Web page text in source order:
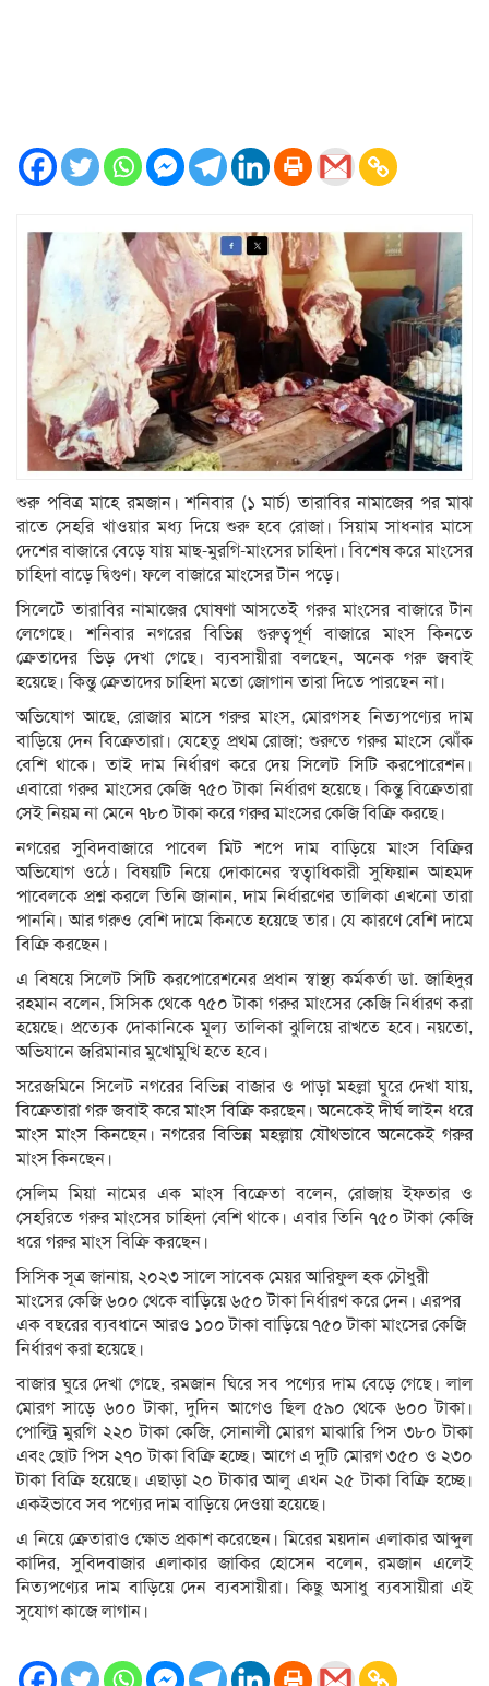
শুরু পবিত্র মাহে রমজান। শনিবার (১ মার্চ) তারাবির নামাজের পর মাঝ
রাতে সেহরি খাওয়ার মধ্য দিয়ে শুরু হবে রোজা। সিয়াম সাধনার মাসে
দেশের বাজারে বেড়ে যায় মাছ-মুরগি-মাংসের চাহিদা। বিশেষ করে মাংসের
চাহিদা বাড়ে দ্বিগুণ। ফলে বাজারে মাংসের টান পড়ে।
সিলেটে তারাবির নামাজের ঘোষণা আসতেই গরুর মাংসের বাজারে টান
লেগেছে। শনিবার নগরের বিভিন্ন গুরুত্বপূর্ণ বাজারে মাংস কিনতে
ক্রেতাদের ভিড় দেখা গেছে। ব্যবসায়ীরা বলছেন, অনেক গরু জবাই
হয়েছে। কিন্তু ক্রেতাদের চাহিদা মতো জোগান তারা দিতে পারছেন না।
অভিযোগ আছে, রোজার মাসে গরুর মাংস, মোরগসহ নিত্যপণ্যের দাম
বাড়িয়ে দেন বিক্রেতারা। যেহেতু প্রথম রোজা; শুরুতে গরুর মাংসে ঝোঁক
বেশি থাকে। তাই দাম নির্ধারণ করে দেয় সিলেট সিটি করপোরেশন।
এবারো গরুর মাংসের কেজি ৭৫০ টাকা নির্ধারণ হয়েছে। কিন্তু বিক্রেতারা
সেই নিয়ম না মেনে ৭৮০ টাকা করে গরুর মাংসের কেজি বিক্রি করছে।
নগরের সুবিদবাজারে পাবেল মিট শপে দাম বাড়িয়ে মাংস বিক্রির
অভিযোগ ওঠে। বিষয়টি নিয়ে দোকানের স্বত্বাধিকারী সুফিয়ান আহমদ
পাবেলকে প্রশ্ন করলে তিনি জানান, দাম নির্ধারণের তালিকা এখনো তারা
পাননি। আর গরুও বেশি দামে কিনতে হয়েছে তার। যে কারণে বেশি দামে
বিক্রি করছেন।
এ বিষয়ে সিলেট সিটি করপোরেশনের প্রধান স্বাস্থ্য কর্মকর্তা ডা. জাহিদুর
রহমান বলেন, সিসিক থেকে ৭৫০ টাকা গরুর মাংসের কেজি নির্ধারণ করা
হয়েছে। প্রত্যেক দোকানিকে মূল্য তালিকা ঝুলিয়ে রাখতে হবে। নয়তো,
অভিযানে জরিমানার মুখোমুখি হতে হবে।
সরেজমিনে সিলেট নগরের বিভিন্ন বাজার ও পাড়া মহল্লা ঘুরে দেখা যায়,
বিক্রেতারা গরু জবাই করে মাংস বিক্রি করছেন। অনেকেই দীর্ঘ লাইন ধরে
মাংস মাংস কিনছেন। নগরের বিভিন্ন মহল্লায় যৌথভাবে অনেকেই গরুর
মাংস কিনছেন।
সেলিম মিয়া নামের এক মাংস বিক্রেতা বলেন, রোজায় ইফতার ও
সেহরিতে গরুর মাংসের চাহিদা বেশি থাকে। এবার তিনি ৭৫০ টাকা কেজি
ধরে গরুর মাংস বিক্রি করছেন।
সিসিক সূত্র জানায়, ২০২৩ সালে সাবেক মেয়র আরিফুল হক চৌধুরী
মাংসের কেজি ৬০০ থেকে বাড়িয়ে ৬৫০ টাকা নির্ধারণ করে দেন। এরপর
এক বছরের ব্যবধানে আরও ১০০ টাকা বাড়িয়ে ৭৫০ টাকা মাংসের কেজি
নির্ধারণ করা হয়েছে।
বাজার ঘুরে দেখা গেছে, রমজান ঘিরে সব পণ্যের দাম বেড়ে গেছে। লাল
মোরগ সাড়ে ৬০০ টাকা, দুদিন আগেও ছিল ৫৯০ থেকে ৬০০ টাকা।
পোল্ট্রি মুরগি ২২০ টাকা কেজি, সোনালী মোরগ মাঝারি পিস ৩৮০ টাকা
এবং ছোট পিস ২৭০ টাকা বিক্রি হচ্ছে। আগে এ দুটি মোরগ ৩৫০ ও ২৩০
টাকা বিক্রি হয়েছে। এছাড়া ২০ টাকার আলু এখন ২৫ টাকা বিক্রি হচ্ছে।
একইভাবে সব পণ্যের দাম বাড়িয়ে দেওয়া হয়েছে।
এ নিয়ে ক্রেতারাও ক্ষোভ প্রকাশ করেছেন। মিরের ময়দান এলাকার আব্দুল
কাদির, সুবিদবাজার এলাকার জাকির হোসেন বলেন, রমজান এলেই
নিত্যপণ্যের দাম বাড়িয়ে দেন ব্যবসায়ীরা। কিছু অসাধু ব্যবসায়ীরা এই
সুযোগ কাজে লাগান।